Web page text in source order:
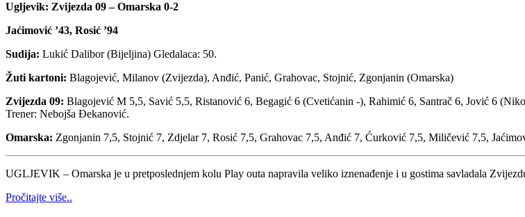
Ugljevik: Zvijezda 09 – Omarska 0-2
Jaćimović ’43, Rosić ’94
Sudija: Lukić Dalibor (Bijeljina) Gledalaca: 50.
Žuti kartoni: Blagojević, Milanov (Zvijezda), Anđić, Panić, Grahovac, Stojnić, Zgonjanin (Omarska)
Zvijezda 09: Blagojević M 5,5, Savić 5,5, Ristanović 6, Begagić 6 (Cvetićanin -), Rahimić 6, Santrač 6, Jović 6
Trener: Nebojša Đekanović.
Omarska: Zgonjanin 7,5, Stojnić 7, Zdjelar 7, Rosić 7,5, Grahovac 7,5, Anđić 7, Ćurković 7,5, Miličević 7,5,
UGLJEVIK – Omarska je u pretposlednjem kolu Play outa napravila veliko iznenađenje i u gostima savladala
Pročitajte više..